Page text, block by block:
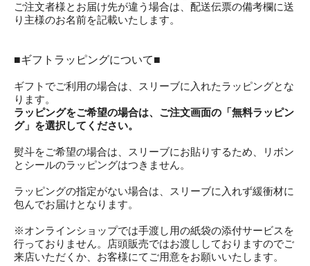
ご注文者様とお届け先が違う場合は、配送伝票の備考欄に送
り主様のお名前を記載いたします。
■ギフトラッピングについて■
ギフトでご利用の場合は、スリーブに入れたラッピングとな
ります。
ラッピングをご希望の場合は、ご注文画面の「無料ラッピン
グ」を選択してください。
熨斗をご希望の場合は、スリーブにお貼りするため、リボン
とシールのラッピングはつきません。
ラッピングの指定がない場合は、スリーブに入れず緩衝材に
包んでお届けとなります。
※オンラインショップでは手渡し用の紙袋の添付サービスを
行っておりません。店頭販売ではお渡ししておりますのでご
来店いただくか、お客様にてご用意をお願いいたします。